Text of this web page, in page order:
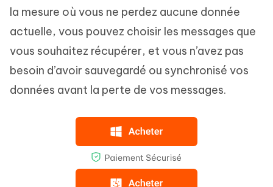
la mesure où vous ne perdez aucune donnée
actuelle, vous pouvez choisir les messages que
vous souhaitez récupérer, et vous n’avez pas
besoin d’avoir sauvegardé ou synchronisé vos
données avant la perte de vos messages.